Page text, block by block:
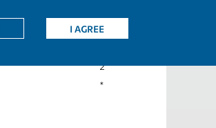
I AGREE
2
*